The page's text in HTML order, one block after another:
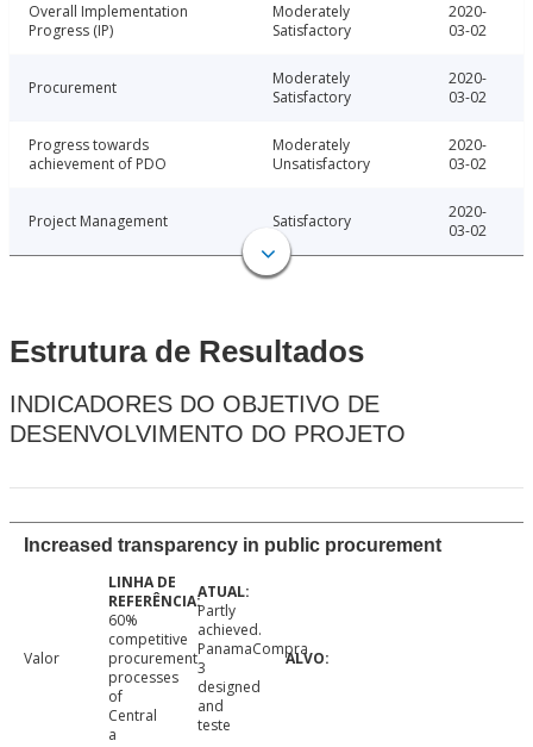
Overall Implementation
Progress (IP)
Moderately
Satisfactory
2020-
03-02
Procurement
Moderately
Satisfactory
2020-
03-02
Progress towards
achievement of PDO
Moderately
Unsatisfactory
2020-
03-02
Project Management Satisfactory
2020-
03-02
Estrutura de Resultados
INDICADORES DO OBJETIVO DE
DESENVOLVIMENTO DO PROJETO
Increased transparency in public procurement
Valor
60%
competitive
procurement
processes
of
Central
a
Partly
achieved.
PanamaCompra
3
designed
and
teste